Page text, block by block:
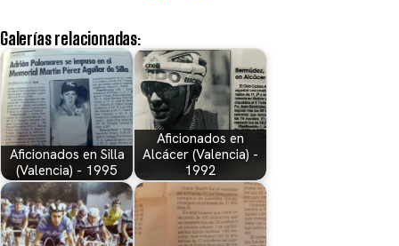
Galerías relacionadas:
Aficionados en Silla
(Valencia) - 1995
Aficionados en
Alcácer (Valencia) -
1992